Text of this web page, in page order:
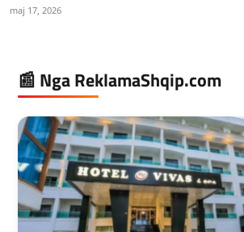
maj 17, 2026
📰 Nga ReklamaShqip.com